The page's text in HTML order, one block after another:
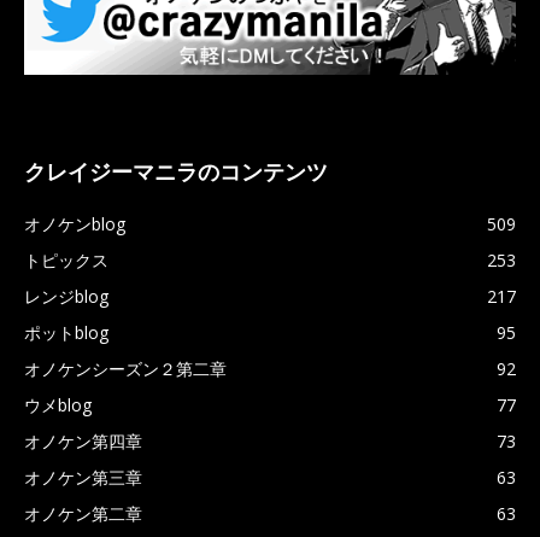
クレイジーマニラのコンテンツ
オノケンblog
509
トピックス
253
レンジblog
217
ポットblog
95
オノケンシーズン２第二章
92
ウメblog
77
オノケン第四章
73
オノケン第三章
63
オノケン第二章
63